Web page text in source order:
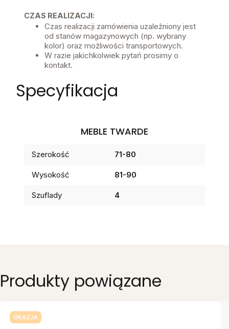
CZAS REALIZACJI:
Czas realizacji zamówienia uzależniony jest
od stanów magazynowych (np. wybrany
kolor) oraz możliwości transportowych.
W razie jakichkolwiek pytań prosimy o
kontakt.
Specyfikacja
MEBLE TWARDE
Szerokość 71-80
Wysokość 81-90
Szuflady 4
Produkty powiązane
OKAZJA